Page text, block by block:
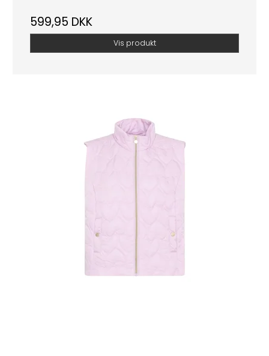
599,95 DKK
Vis produkt